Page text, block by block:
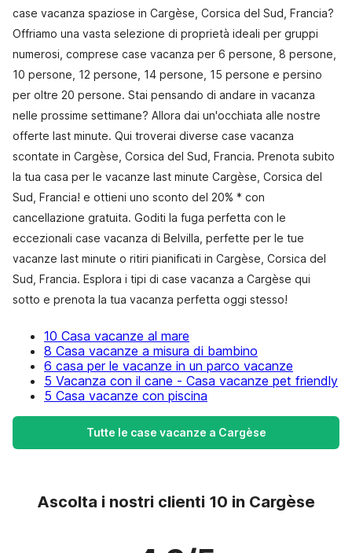
case vacanza spaziose in Cargèse, Corsica del Sud, Francia?
Offriamo una vasta selezione di proprietà ideali per gruppi
numerosi, comprese case vacanza per 6 persone, 8 persone,
10 persone, 12 persone, 14 persone, 15 persone e persino
per oltre 20 persone. Stai pensando di andare in vacanza
nelle prossime settimane? Allora dai un'occhiata alle nostre
offerte last minute. Qui troverai diverse case vacanza
scontate in Cargèse, Corsica del Sud, Francia. Prenota subito
la tua casa per le vacanze last minute Cargèse, Corsica del
Sud, Francia! e ottieni uno sconto del 20% * con
cancellazione gratuita. Goditi la fuga perfetta con le
eccezionali case vacanza di Belvilla, perfette per le tue
vacanze last minute o ritiri pianificati in Cargèse, Corsica del
Sud, Francia. Esplora i tipi di case vacanza a Cargèse qui
sotto e prenota la tua vacanza perfetta oggi stesso!
10 Casa vacanze al mare
8 Casa vacanze a misura di bambino
6 casa per le vacanze in un parco vacanze
5 Vacanza con il cane - Casa vacanze pet friendly
5 Casa vacanze con piscina
Tutte le case vacanze a Cargèse
Ascolta i nostri clienti 10 in Cargèse